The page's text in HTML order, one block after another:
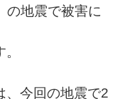
の地震で被害に
、今回の地震で2